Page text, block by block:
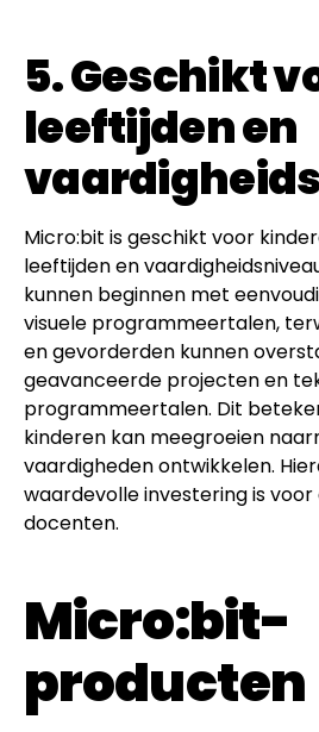
5. Geschikt
leeftijden en
Micro:bit is geschikt voor
leeftijden en
kunnen beginnen met
visuele programmeertalen,
en gevorderden kunnen
geavanceerde projecten en
programmeertalen. Dit
kinderen kan meegroeien
vaardigheden ontwikkelen.
waardevolle investering is voor
docenten.
Micro:bit-
producten